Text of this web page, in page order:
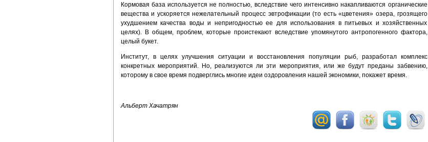
Кормовая база используется не полностью, вследствие чего интенсивно накапливаются органические
вещества и ускоряется нежелательный процесс эвтрофикации (то есть «цветения» озера, грозящего
ухудшением качества воды и непригодностью ее для использования в питьевых и хозяйственных
целях). В общем, проблем, которые проистекают вследствие упомянутого антропогенного фактора,
целый букет.
Институт, в целях улучшения ситуации и восстановления популяции рыб, разработал комплекс
конкретных мероприятий. Но, реализуются ли эти мероприятия, или же будут преданы забвению,
которому в свое время подверглись многие идеи оздоровления нашей экономики, покажет время.
Альберт Хачатрян